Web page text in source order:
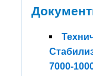
7000-